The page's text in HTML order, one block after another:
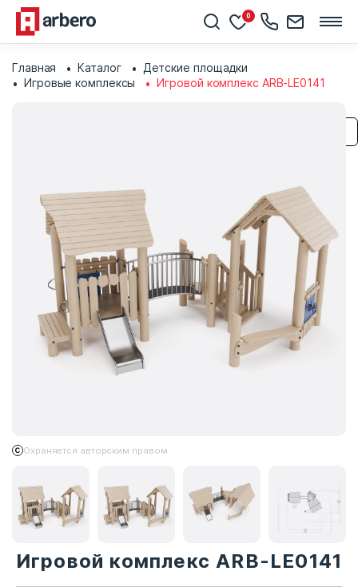
0
Главная Каталог
Детские площадки
Игровые комплексы
Игровой комплекс ARB-LE0141
Охраняется авторским правом
Игровой комплекс ARB-LE0141